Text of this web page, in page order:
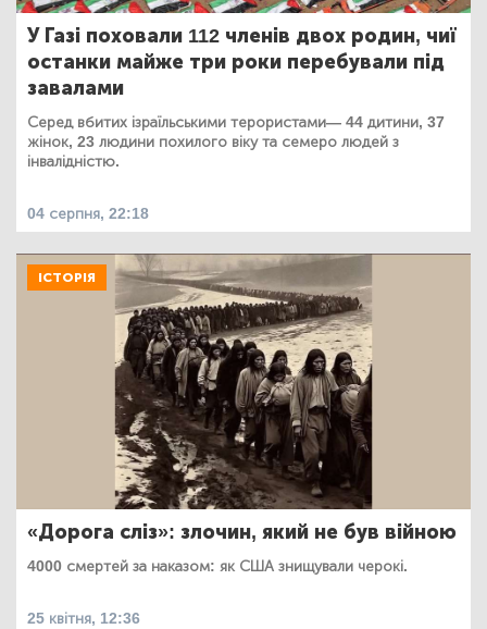
У Газі поховали 112 членів двох родин, чиї
останки майже три роки перебували під
завалами
Серед вбитих ізраїльськими терористами— 44 дитини, 37
жінок, 23 людини похилого віку та семеро людей з
інвалідністю.
04 серпня, 22:18
ІСТОРІЯ
«Дорога сліз»: злочин, який не був війною
4000 смертей за наказом: як США знищували черокі.
25 квітня, 12:36